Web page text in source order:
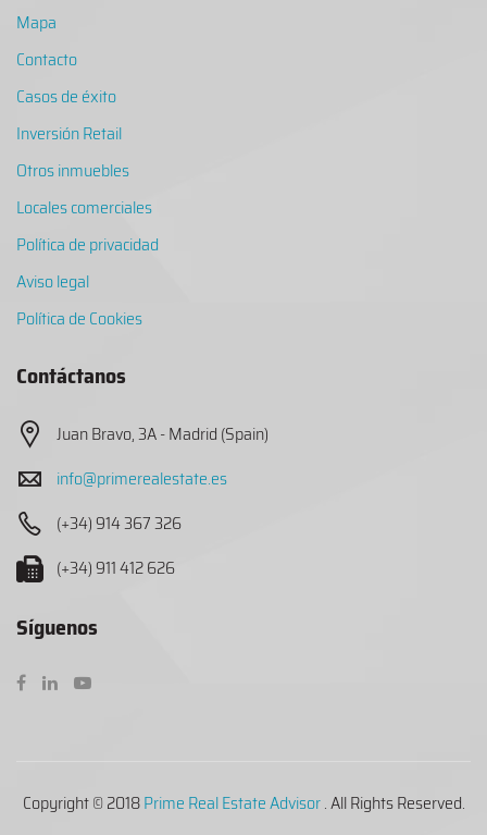
Mapa
Contacto
Casos de éxito
Inversión Retail
Otros inmuebles
Locales comerciales
Política de privacidad
Aviso legal
Política de Cookies
Contáctanos
Juan Bravo, 3A - Madrid (Spain)
info@primerealestate.es
(+34) 914 367 326
(+34) 911 412 626
Síguenos
Copyright © 2018Prime Real Estate Advisor. All Rights Reserved.